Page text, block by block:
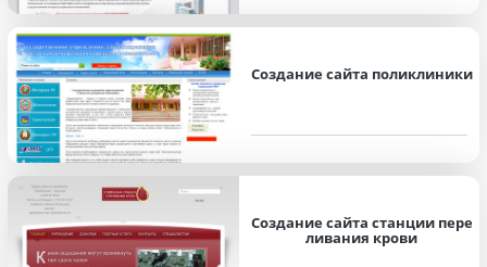
Создание сайта поликлиники
Создание сайта станции пере
ливания крови